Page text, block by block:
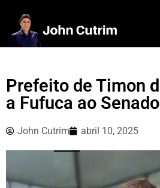
Prefeito de Timon
a Fufuca ao Senado
John Cutrim abril 10, 2025